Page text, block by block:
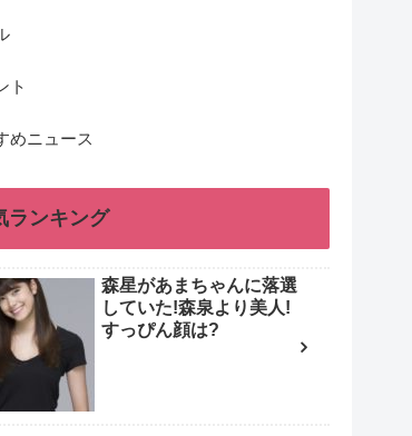
ト
めニュース
ランキング
森星があまちゃんに落選
していた!森泉より美人!
すっぴん顔は?